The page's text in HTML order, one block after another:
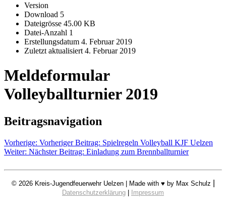
Version
Download 5
Dateigrösse 45.00 KB
Datei-Anzahl 1
Erstellungsdatum 4. Februar 2019
Zuletzt aktualisiert 4. Februar 2019
Meldeformular
Volleyballturnier 2019
Beitragsnavigation
Vorherige: Vorheriger Beitrag: Spielregeln Volleyball KJF Uelzen
Weiter: Nächster Beitrag: Einladung zum Brennballturnier
© 2026 Kreis-Jugendfeuerwehr Uelzen | Made with ♥ by Max Schulz
Datenschutzerklärung | Impressum